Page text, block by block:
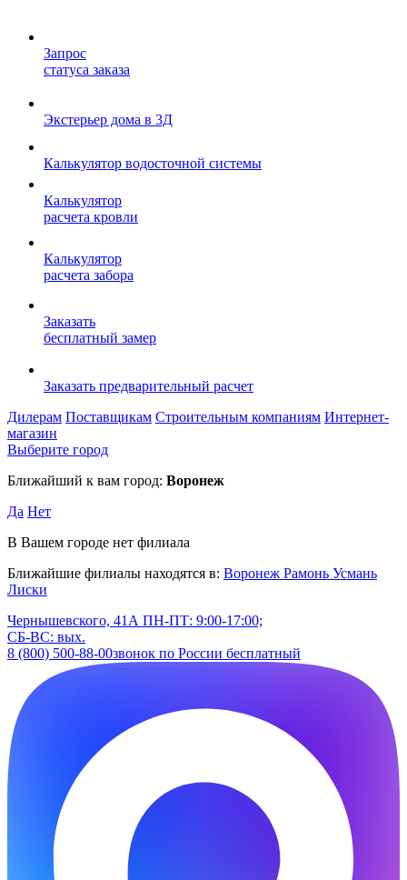
Запрос
статуса заказа
Экстерьер дома в 3Д
Калькулятор водосточной системы
Калькулятор
расчета кровли
Калькулятор
расчета забора
Заказать
бесплатный замер
Заказать предварительный расчет
Дилерам Поставщикам Строительным компаниям Интернет-
магазин
Выберите город
Ближайший к вам город: Воронеж
Да Нет
В Вашем городе нет филиала
Ближайшие филиалы находятся в: Воронеж Рамонь Усмань
Лиски
Чернышевского, 41А ПН-ПТ: 9:00-17:00;
СБ-ВС: вых.
8 (800) 500-88-00звонок по России бесплатный